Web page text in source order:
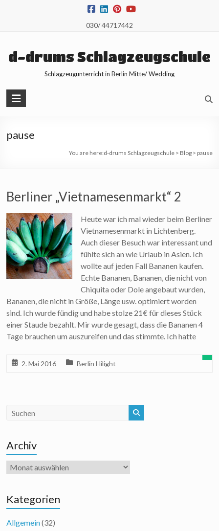
030/ 44717442
d-drums Schlagzeugschule
Schlagzeugunterricht in Berlin Mitte/ Wedding
pause
You are here:d-drums Schlagzeugschule> Blog> pause
Berliner „Vietnamesenmarkt“ 2
Heute war ich mal wieder beim Berliner
Vietnamesenmarkt in Lichtenberg.
Auch dieser Besuch war interessant und
fühlte sich an wie Urlaub in Asien. Ich
wollte auf jeden Fall Bananen kaufen.
Echte Bananen, Bananen, die nicht von
Chiquita oder Dole angebaut wurden,
Bananen, die nicht in Größe, Länge usw. optimiert worden
sind. Ich wurde fündig und habe stolze 21€ für dieses Stück
einer Staude bezahlt. Mir wurde gesagt, dass die Bananen 4
Tage brauchen um auszureifen und das stimmte. Ich hatte
2. Mai 2016 Berlin Hilight
Archiv
Archiv
Kategorien
Allgemein(32)